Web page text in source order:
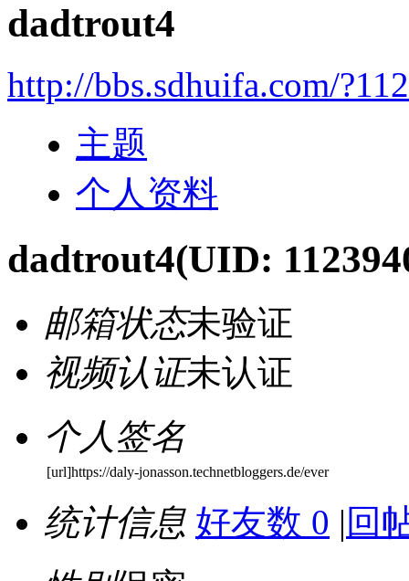
dadtrout4
http://bbs.sdhuifa.com/
主题
个人资料
dadtrout4(UID:
邮箱状态未验证
视频认证未认证
个人签名
[url]https://daly-jonasson.technetbloggers.de/ever
统计信息 好友数 0 | 回